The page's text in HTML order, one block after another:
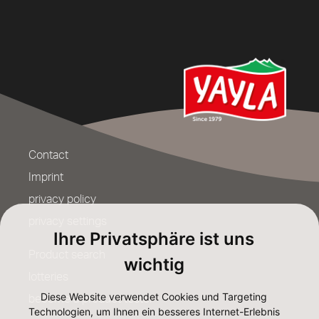
Ihre Privatsphäre ist uns
wichtig
Diese Website verwendet Cookies und Targeting
Technologien, um Ihnen ein besseres Internet-Erlebnis
Contact
Imprint
privacy policy
become a product tester